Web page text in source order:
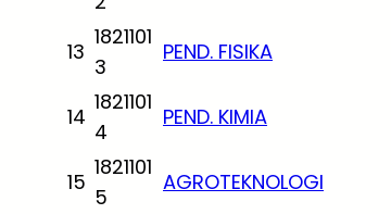
13
1821101
3
PEND. FISIKA
14
1821101
4
PEND. KIMIA
15
1821101
5
AGROTEKNOLOGI